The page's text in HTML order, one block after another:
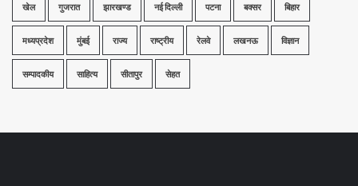
खेल गुजरात झारखण्ड नई दिल्ली पटना बक्सर बिहार
मध्यप्रदेश मुंबई राज्य राष्ट्रीय रेलवे लखनऊ विज्ञान
सम्पादकीय साहित्य सीतापुर सेहत